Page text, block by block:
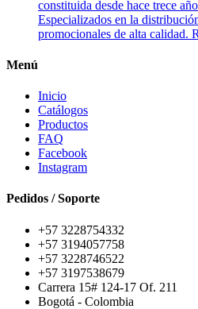
constituida desde hace trece
Especializados en la
promocionales de alta calidad.
Menú
Inicio
Catálogos
Productos
FAQ
Facebook
Instagram
Pedidos / Soporte
+57 3228754332
+57 3194057758
+57 3228746522
+57 3197538679
Carrera 15# 124-17 Of. 211
Bogotá - Colombia